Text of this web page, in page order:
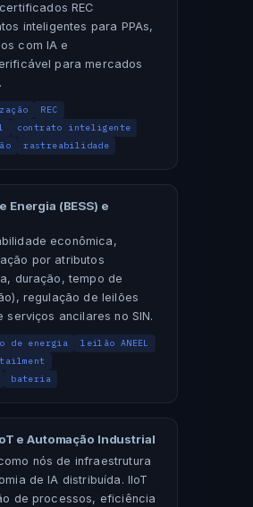
REC
inteligentes para PPAs,
com IA e
para mercados
REC
contrato inteligente
rastreabilidade
Energia (BESS) e
econômica,
por atributos
duração, tempo de
regulação de leilões
serviços ancilares no SIN.
de energia
leilão ANEEL
bateria
e Automação Industrial
nós de infraestrutura
de IA distribuída. IIoT
de processos, eficiência